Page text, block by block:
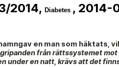
– grunden i det
är MO
till det medieetiska
2014, Diabetes , 2014-
en man som häktats,
från rättssystemet
under en natt, krävs att det